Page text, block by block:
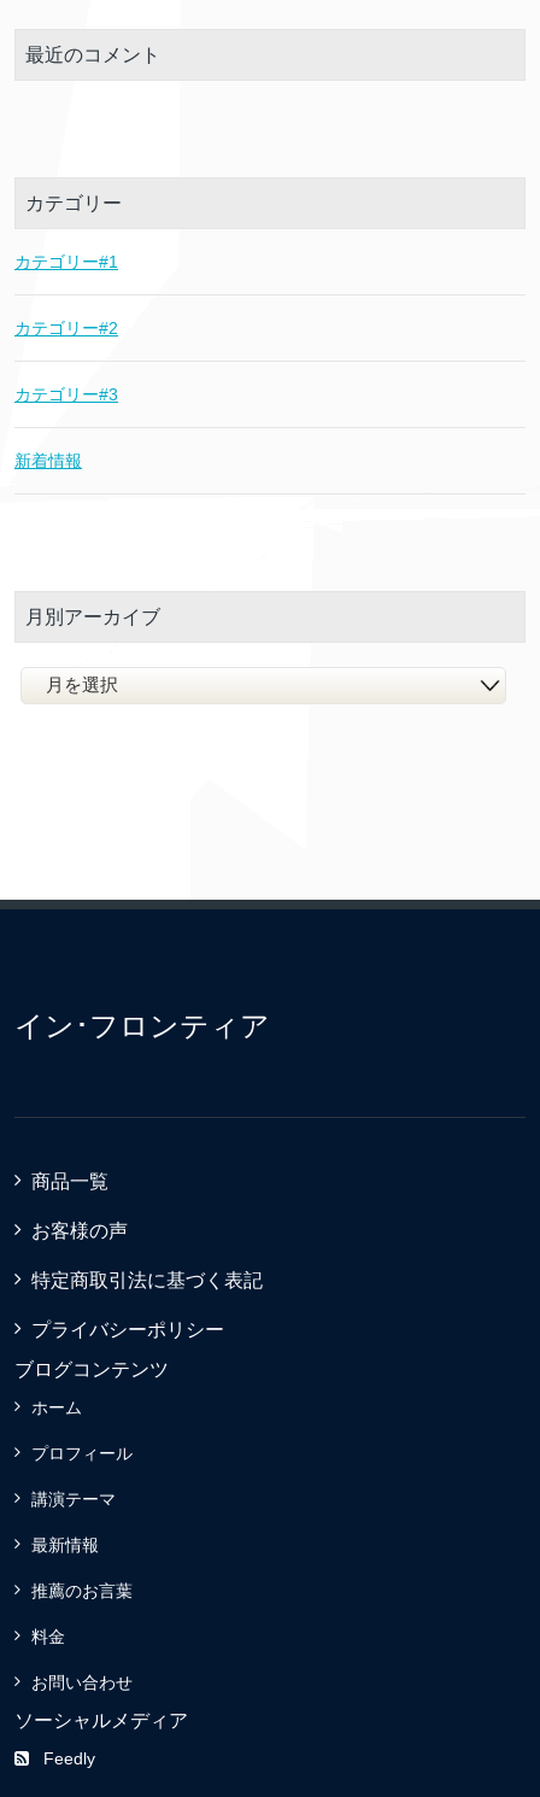
最近のコメント
カテゴリー
カテゴリー#1
カテゴリー#2
カテゴリー#3
新着情報
月別アーカイブ
イン･フロンティア
商品一覧
お客様の声
特定商取引法に基づく表記
プライバシーポリシー
ブログコンテンツ
ホーム
プロフィール
講演テーマ
最新情報
推薦のお言葉
料金
お問い合わせ
ソーシャルメディア
Feedly